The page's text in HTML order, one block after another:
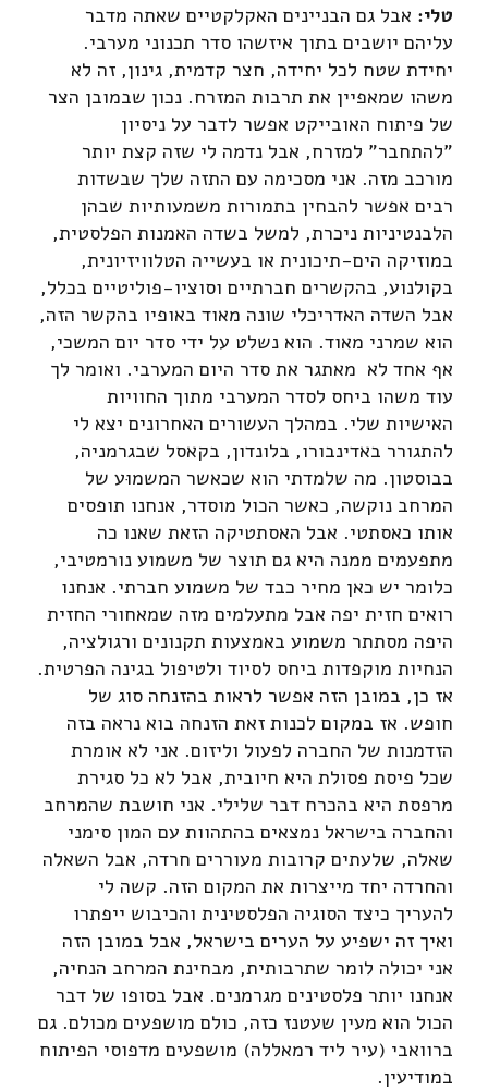
טלי: אבל גם הבניינים האקלקטיים שאתה מדבר
עליהם יושבים בתוך איזשהו סדר תכנוני מערבי.
יחידת שטח לכל יחידה, חצר קדמית, גינון, זה לא
משהו שמאפיין את תרבות המזרח. נכון שבמובן הצר
של פיתוח האובייקט אפשר לדבר על ניסיון
"להתחבר" למזרח, אבל נדמה לי שזה קצת יותר
מורכב מזה. אני מסכימה עם התזה שלך שבשדות
רבים אפשר להבחין בתמורות משמעותיות שבהן
הלבנטיניות ניכרת, למשל בשדה האמנות הפלסטית,
במוזיקה הים-תיכונית או בעשייה הטלוויזיונית,
בקולנוע, בהקשרים חברתיים וסוציו-פוליטיים בכלל,
אבל השדה האדריכלי שונה מאוד באופיו בהקשר הזה,
הוא שמרני מאוד. הוא נשלט על ידי סדר יום המשכי,
אף אחד לא מאתגר את סדר היום המערבי. ואומר לך
עוד משהו ביחס לסדר המערבי מתוך החוויות
האישיות שלי. במהלך העשורים האחרונים יצא לי
להתגורר באדינבורו, בלונדון, בקאסל שבגרמניה,
בבוסטון. מה שלמדתי הוא שכאשר המשמוּע של
המרחב נוקשה, כאשר הכול מוסדר, אנחנו תופסים
אותו כאסתטי. אבל האסתטיקה הזאת שאנו כה
מתפעמים ממנה היא גם תוצר של משמוע נורמטיבי,
כלומר יש כאן מחיר כבד של משמוע חברתי. אנחנו
רואים חזית יפה אבל מתעלמים מזה שמאחורי החזית
היפה מסתתר משמוע באמצעות תקנונים ורגולציה,
הנחיות מוקפדות ביחס לסיוד ולטיפול בגינה הפרטית.
אז כן, במובן הזה אפשר לראות בהזנחה סוג של
חופש. אז במקום לכנות זאת הזנחה בוא נראה בזה
הזדמנות של החברה לפעול וליזום. אני לא אומרת
שכל פיסת פסולת היא חיובית, אבל לא כל סגירת
מרפסת היא בהכרח דבר שלילי. אני חושבת שהמרחב
והחברה בישראל נמצאים בהתהוות עם המון סימני
שאלה, שלעתים קרובות מעוררים חרדה, אבל השאלה
והחרדה יחד מייצרות את המקום הזה. קשה לי
להעריך כיצד הסוגיה הפלסטינית והכיבוש ייפתרו
ואיך זה ישפיע על הערים בישראל, אבל במובן הזה
אני יכולה לומר שתרבותית, מבחינת המרחב הנחיה,
אנחנו יותר פלסטינים מגרמנים. אבל בסופו של דבר
הכול הוא מעין שעטנז כזה, כולם מושפעים מכולם. גם
ברוואבי (עיר ליד רמאללה) מושפעים מדפוסי הפיתוח
במודיעין.